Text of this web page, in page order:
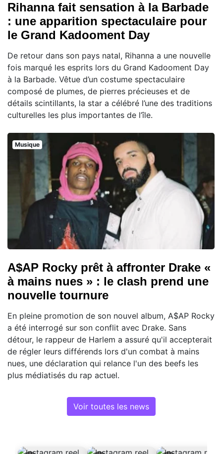
Rihanna fait sensation à la Barbade
: une apparition spectaculaire pour
le Grand Kadooment Day
De retour dans son pays natal, Rihanna a une nouvelle
fois marqué les esprits lors du Grand Kadooment Day
à la Barbade. Vêtue d’un costume spectaculaire
composé de plumes, de pierres précieuses et de
détails scintillants, la star a célébré l’une des traditions
culturelles les plus importantes de l’île.
Musique
A$AP Rocky prêt à affronter Drake «
à mains nues » : le clash prend une
nouvelle tournure
En pleine promotion de son nouvel album, A$AP Rocky
a été interrogé sur son conflit avec Drake. Sans
détour, le rappeur de Harlem a assuré qu'il accepterait
de régler leurs différends lors d'un combat à mains
nues, une déclaration qui relance l'un des beefs les
plus médiatisés du rap actuel.
Voir toutes les news